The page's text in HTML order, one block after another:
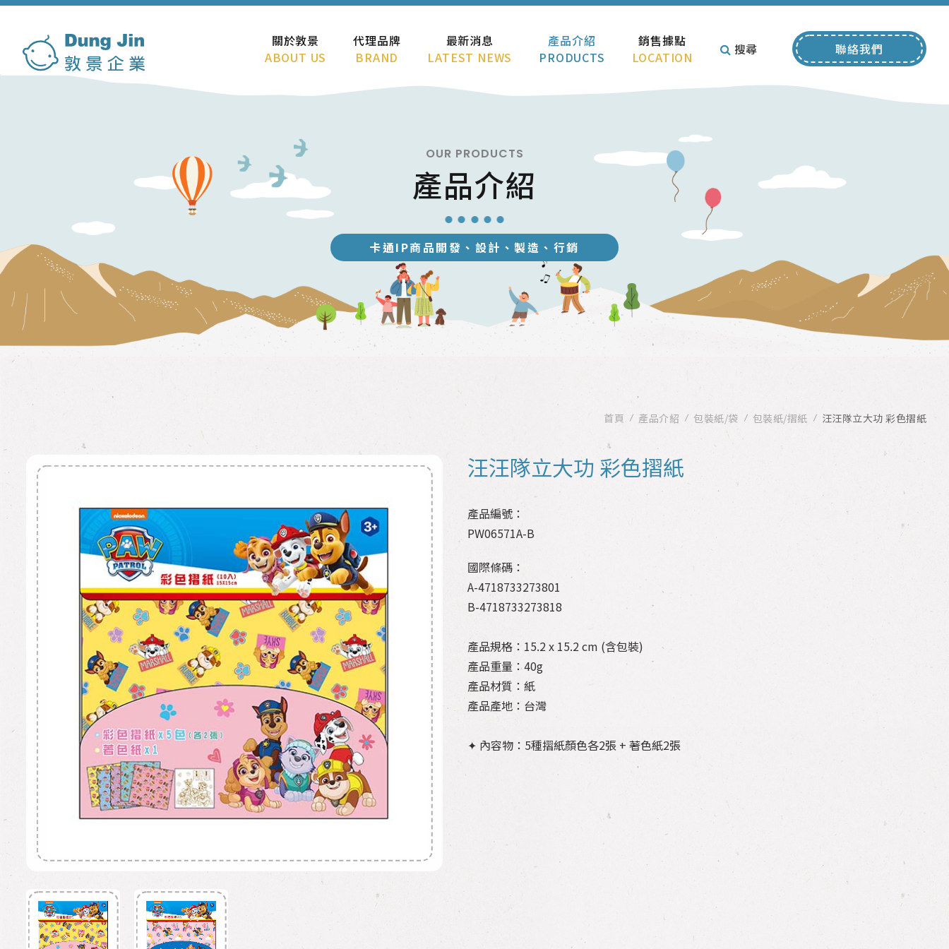
關於敦景
ABOUT US
代理品牌
BRAND
最新消息
LATEST NEWS
產品介紹
PRODUCTS
銷售據點
LOCATION
搜尋 聯絡我們
OUR PRODUCTS
產品介紹
卡通IP商品開發、設計、製造、行銷
首頁 產品介紹 包裝紙/袋 包裝紙/摺紙 汪汪隊立大功 彩色摺紙
汪汪隊立大功 彩色摺紙
產品編號：
PW06571A-B
國際條碼：
A-4718733273801
B-4718733273818
產品規格：15.2 x 15.2 cm (含包裝)
產品重量：40g
產品材質：紙
產品產地：台灣
✦ 內容物：5種摺紙顏色各2張 + 著色紙2張